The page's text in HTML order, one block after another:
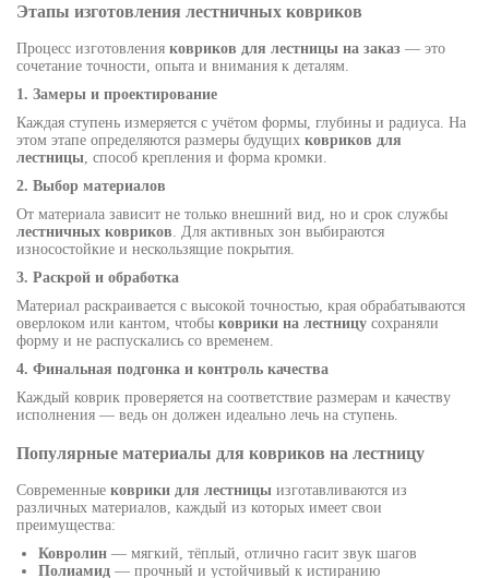
Этапы изготовления лестничных ковриков
Процесс изготовления ковриков для лестницы на заказ — это
сочетание точности, опыта и внимания к деталям.
1. Замеры и проектирование
Каждая ступень измеряется с учётом формы, глубины и радиуса. На
этом этапе определяются размеры будущих ковриков для
лестницы, способ крепления и форма кромки.
2. Выбор материалов
От материала зависит не только внешний вид, но и срок службы
лестничных ковриков. Для активных зон выбираются
износостойкие и нескользящие покрытия.
3. Раскрой и обработка
Материал раскраивается с высокой точностью, края обрабатываются
оверлоком или кантом, чтобы коврики на лестницу сохраняли
форму и не распускались со временем.
4. Финальная подгонка и контроль качества
Каждый коврик проверяется на соответствие размерам и качеству
исполнения — ведь он должен идеально лечь на ступень.
Популярные материалы для ковриков на лестницу
Современные коврики для лестницы изготавливаются из
различных материалов, каждый из которых имеет свои
преимущества:
Ковролин — мягкий, тёплый, отлично гасит звук шагов
Полиамид — прочный и устойчивый к истиранию